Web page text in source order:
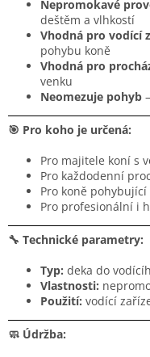
Nepromokavé
deštěm a vlhkostí
Vhodná pro vodící
pohybu koně
Vhodná pro
venku
Neomezuje pohyb
🎯 Pro koho je určená:
Pro majitele koní s
Pro každodenní
Pro koně
Pro profesionální i
🔧 Technické parametry:
Typ: deka do
Vlastnosti:
Použití: vodící
🧼 Údržba: